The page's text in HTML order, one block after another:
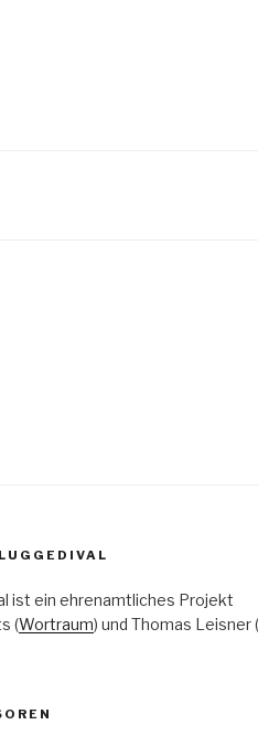
ist ein ehrenamtliches Projekt
(Wortraum) und Thomas Leisner (